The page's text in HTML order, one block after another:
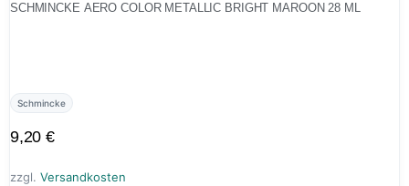
SCHMINCKE AERO COLOR METALLIC BRIGHT MAROON 28 ML
Schmincke
9,20€
zzgl. Versandkosten